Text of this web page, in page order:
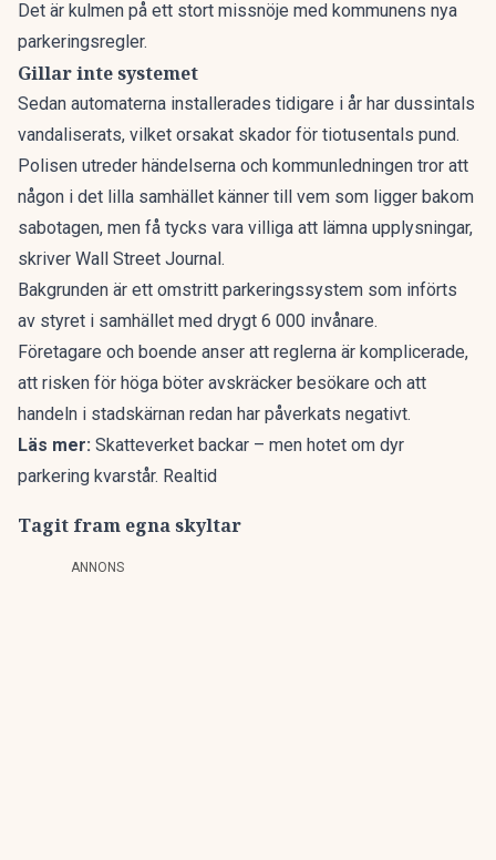
Det är kulmen på ett stort missnöje med kommunens nya
parkeringsregler.
Gillar inte systemet
Sedan automaterna installerades tidigare i år har dussintals
vandaliserats, vilket orsakat skador för tiotusentals pund.
Polisen utreder händelserna och kommunledningen tror att
någon i det lilla samhället känner till vem som ligger bakom
sabotagen, men få tycks vara villiga att lämna upplysningar,
skriver Wall Street Journal.
Bakgrunden är ett omstritt parkeringssystem som införts
av styret i samhället med drygt 6 000 invånare.
Företagare och boende anser att reglerna är komplicerade,
att risken för höga böter avskräcker besökare och att
handeln i stadskärnan redan har påverkats negativt.
Läs mer: Skatteverket backar – men hotet om dyr
parkering kvarstår. Realtid
Tagit fram egna skyltar
ANNONS